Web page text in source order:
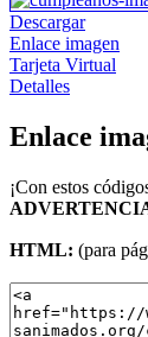
Descargar
Enlace imagen
Tarjeta Virtual
Detalles
Enlace
¡Con estos
HTML: (para